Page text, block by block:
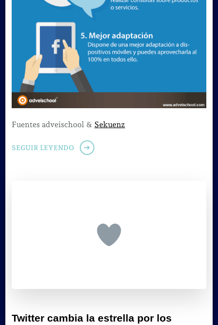
Fuentes adveischool & Sekuenz
SEGUIR LEYENDO
Twitter cambia la estrella por los